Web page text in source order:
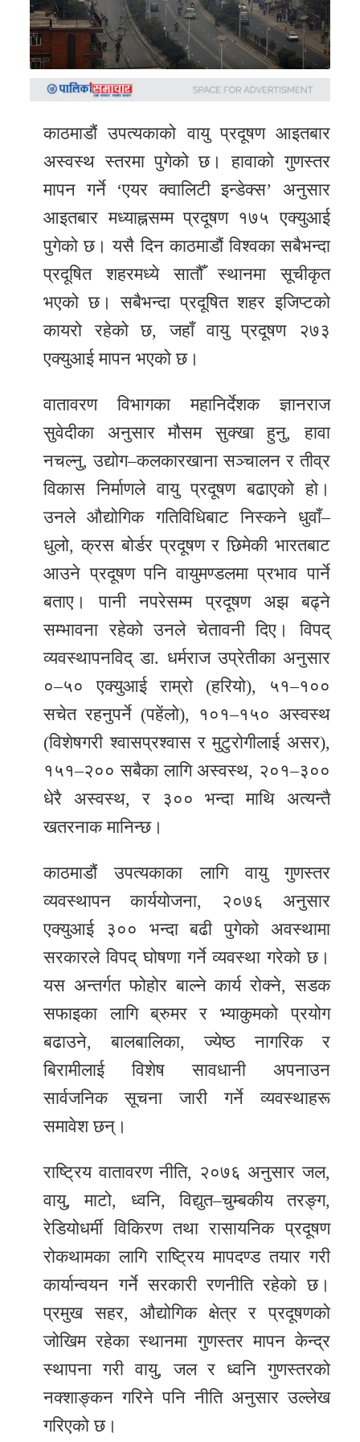
समाचार
अन्य
समाचार
Preeti
unicode
स्थानीय
English
काठमाडौं उपत्यकाको वायु प्रदूषण आइतबार
अस्वस्थ स्तरमा पुगेको छ। हावाको गुणस्तर
मापन गर्ने ‘एयर क्वालिटी इन्डेक्स’ अनुसार
आइतबार मध्याह्नसम्म प्रदूषण १७५ एक्युआई
पुगेको छ। यसै दिन काठमाडौं विश्वका सबैभन्दा
प्रदूषित शहरमध्ये सातौँ स्थानमा सूचीकृत
भएको छ। सबैभन्दा प्रदूषित शहर इजिप्टको
कायरो रहेको छ, जहाँ वायु प्रदूषण २७३
एक्युआई मापन भएको छ।
वातावरण विभागका महानिर्देशक ज्ञानराज
सुवेदीका अनुसार मौसम सुक्खा हुनु, हावा
नचल्नु, उद्योग–कलकारखाना सञ्चालन र तीव्र
विकास निर्माणले वायु प्रदूषण बढाएको हो।
उनले औद्योगिक गतिविधिबाट निस्कने धुवाँ–
धुलो, क्रस बोर्डर प्रदूषण र छिमेकी भारतबाट
आउने प्रदूषण पनि वायुमण्डलमा प्रभाव पार्ने
बताए। पानी नपरेसम्म प्रदूषण अझ बढ्ने
सम्भावना रहेको उनले चेतावनी दिए। विपद्
व्यवस्थापनविद् डा. धर्मराज उप्रेतीका अनुसार
०–५० एक्युआई राम्रो (हरियो), ५१–१००
सचेत रहनुपर्ने (पहेंलो), १०१–१५० अस्वस्थ
(विशेषगरी श्वासप्रश्वास र मुटुरोगीलाई असर),
१५१–२०० सबैका लागि अस्वस्थ, २०१–३००
धेरै अस्वस्थ, र ३०० भन्दा माथि अत्यन्तै
खतरनाक मानिन्छ।
काठमाडौं उपत्यकाका लागि वायु गुणस्तर
व्यवस्थापन कार्ययोजना, २०७६ अनुसार
एक्युआई ३०० भन्दा बढी पुगेको अवस्थामा
सरकारले विपद् घोषणा गर्ने व्यवस्था गरेको छ।
यस अन्तर्गत फोहोर बाल्ने कार्य रोक्ने, सडक
सफाइका लागि ब्रुमर र भ्याकुमको प्रयोग
बढाउने, बालबालिका, ज्येष्ठ नागरिक र
बिरामीलाई विशेष सावधानी अपनाउन
सार्वजनिक सूचना जारी गर्ने व्यवस्थाहरू
समावेश छन्।
राष्ट्रिय वातावरण नीति, २०७६ अनुसार जल,
वायु, माटो, ध्वनि, विद्युत–चुम्बकीय तरङ्ग,
रेडियोधर्मी विकिरण तथा रासायनिक प्रदूषण
रोकथामका लागि राष्ट्रिय मापदण्ड तयार गरी
कार्यान्वयन गर्ने सरकारी रणनीति रहेको छ।
प्रमुख सहर, औद्योगिक क्षेत्र र प्रदूषणको
जोखिम रहेका स्थानमा गुणस्तर मापन केन्द्र
स्थापना गरी वायु, जल र ध्वनि गुणस्तरको
नक्शाङ्कन गरिने पनि नीति अनुसार उल्लेख
गरिएको छ।